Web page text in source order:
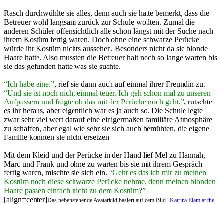
Rasch durchwühlte sie alles, denn auch sie hatte bemerkt, dass die
Betreuer wohl langsam zurück zur Schule wollten. Zumal die
anderen Schüler offensichtlich alle schon längst mit der Suche nach
ihrem Kostüm fertig waren. Doch ohne eine schwarze Perücke
würde ihr Kostüm nichts aussehen. Besonders nicht da sie blonde
Haare hatte. Also mussten die Betreuer halt noch so lange warten bis
sie das gefunden hatte was sie suchte.
“Ich habe eine.”, rief sie dann auch auf einmal ihrer Freundin zu.
“Und sie ist noch nicht einmal teuer. Ich geh schon mal zu unseren
Aufpassern und fragte ob das mit der Perücke noch geht.”, rutschte
es ihr heraus, aber eigentlich war es ja auch so. Die Schule legte
zwar sehr viel wert darauf eine einigermaßen familiäre Atmosphäre
zu schaffen, aber egal wie sehr sie sich auch bemühten, die eigene
Familie konnten sie nicht ersetzen.
Mit dem Kleid und der Perücke in der Hand lief Mel zu Hannah,
Marc und Frank und ohne zu warten bis sie mit ihrem Gespräch
fertig waren, mischte sie sich ein. “Geht es das ich mir zu meinen
Kostüm noch diese schwarze Perücke nehme, denn meinen blonden
Haare passen einfach nicht zu dem Kostüm?”
[align=center]Das nebenstehende Avatarbild basiert auf dem Bild "Katrina Elam at the